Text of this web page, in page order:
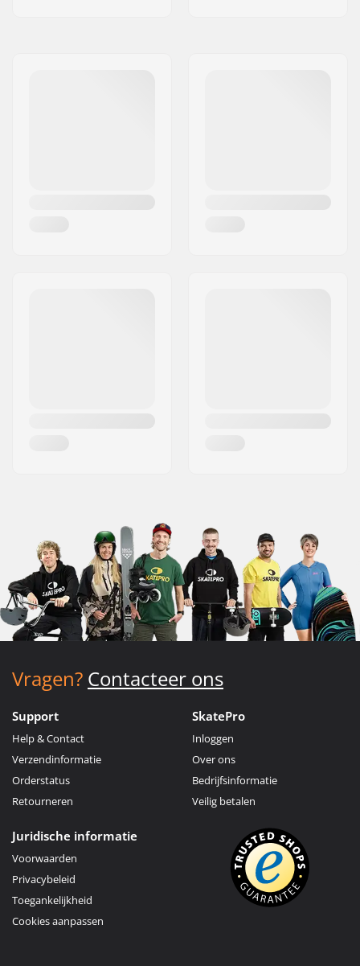
Vragen? Contacteer ons
Support
Help & Contact
Verzendinformatie
Orderstatus
Retourneren
SkatePro
Inloggen
Over ons
Bedrijfsinformatie
Veilig betalen
Juridische informatie
Voorwaarden
Privacybeleid
Toegankelijkheid
Cookies aanpassen